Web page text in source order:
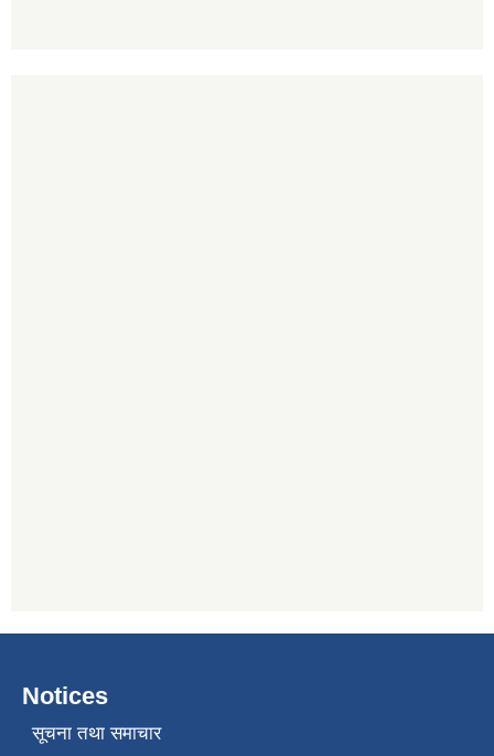
Notices
सूचना तथा समाचार